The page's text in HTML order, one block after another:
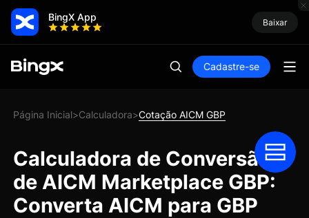
BingX App Baixar
Cadastre-se
Página Inicial>Calculadora>Cotação AICM GBP
Calculadora de Conversão
de AICM Marketplace GBP:
Converta AICM para GBP